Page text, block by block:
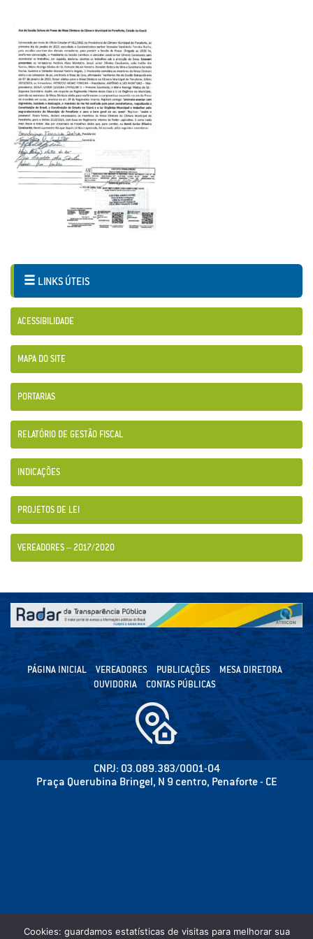
LINKS ÚTEIS
ACESSIBILIDADE
MAPA DO SITE
PORTARIAS
RELATÓRIO DE GESTÃO FISCAL
INDICAÇÕES
PROJETOS DE LEI
VEREADORES – 2017/2020
PÁGINA INICIAL VEREADORES PUBLICAÇÕES
MESA DIRETORA
OUVIDORIA
CONTAS PÚBLICAS
CNPJ: 03.089.383/0001-04
Praça Querubina Bringel, N 9 centro, Penaforte - CE
Cookies: guardamos estatísticas de visitas para melhorar sua